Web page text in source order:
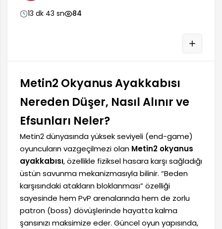
13 dk 43 sn 84
Metin2 Okyanus Ayakkabısı
Nereden Düşer, Nasıl Alınır ve
Efsunları Neler?
Metin2 dünyasında yüksek seviyeli (end-game)
oyuncuların vazgeçilmezi olan Metin2 okyanus
ayakkabısı, özellikle fiziksel hasara karşı sağladığı
üstün savunma mekanizmasıyla bilinir. “Beden
karşısındaki atakların bloklanması” özelliği
sayesinde hem PvP arenalarında hem de zorlu
patron (boss) dövüşlerinde hayatta kalma
şansınızı maksimize eder. Güncel oyun yapısında,